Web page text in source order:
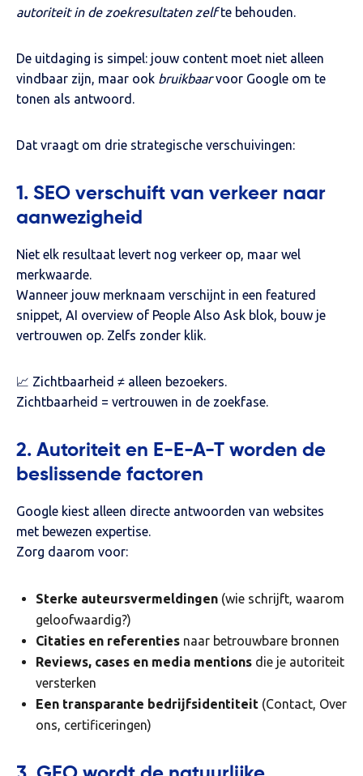
autoriteit in de zoekresultaten zelfte behouden.
De uitdaging is simpel: jouw content moet niet alleen
vindbaar zijn, maar ook bruikbaarvoor Google om te
tonen als antwoord.
Dat vraagt om drie strategische verschuivingen:
1. SEO verschuift van verkeer naar
aanwezigheid
Niet elk resultaat levert nog verkeer op, maar wel
merkwaarde.
Wanneer jouw merknaam verschijnt in een featured
snippet, AI overview of People Also Ask blok, bouw je
vertrouwen op. Zelfs zonder klik.
📈 Zichtbaarheid ≠ alleen bezoekers.
Zichtbaarheid = vertrouwen in de zoekfase.
2. Autoriteit en E-E-A-T worden de
beslissende factoren
Google kiest alleen directe antwoorden van websites
met bewezen expertise.
Zorg daarom voor:
Sterke auteursvermeldingen (wie schrijft, waarom
geloofwaardig?)
Citaties en referenties naar betrouwbare bronnen
Reviews, cases en media mentions die je autoriteit
versterken
Een transparante bedrijfsidentiteit (Contact, Over
ons, certificeringen)